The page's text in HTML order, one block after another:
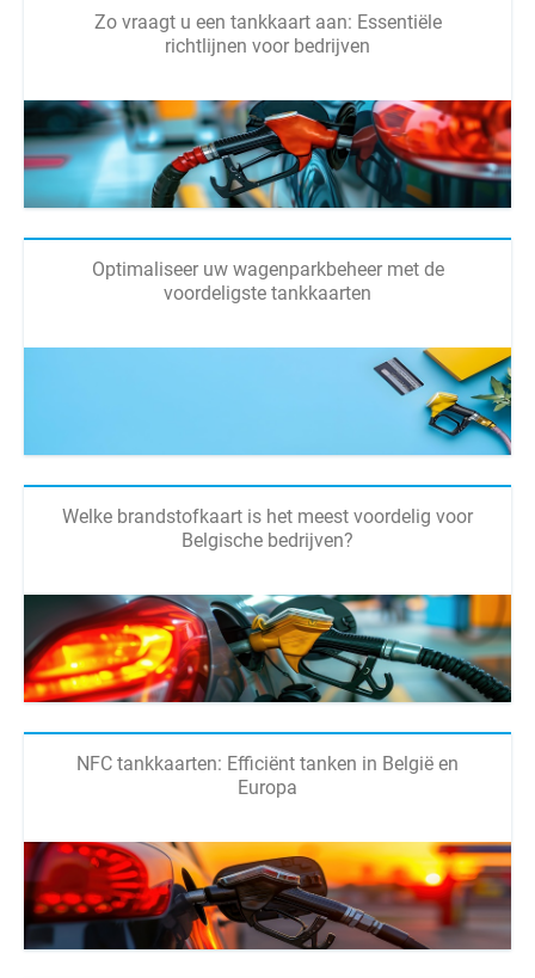
Zo vraagt u een tankkaart aan: Essentiële
richtlijnen voor bedrijven
Optimaliseer uw wagenparkbeheer met de
voordeligste tankkaarten
Welke brandstofkaart is het meest voordelig voor
Belgische bedrijven?
NFC tankkaarten: Efficiënt tanken in België en
Europa